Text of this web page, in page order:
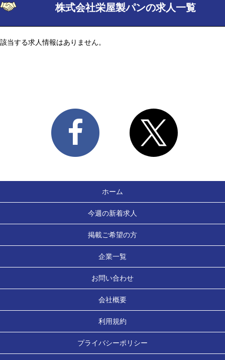
株式会社栄屋製パンの求人一覧
該当する求人情報はありません。
ホーム
今週の新着求人
掲載ご希望の方
企業一覧
お問い合わせ
会社概要
利用規約
プライバシーポリシー